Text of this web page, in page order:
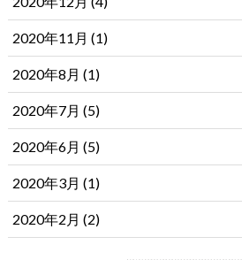
2020年11月 (1)
2020年8月 (1)
2020年7月 (5)
2020年6月 (5)
2020年3月 (1)
2020年2月 (2)